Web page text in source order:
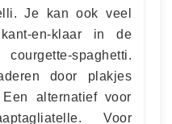
Je kan ook veel
en-klaar in de
spaghetti.
door plakjes
alternatief voor
Voor